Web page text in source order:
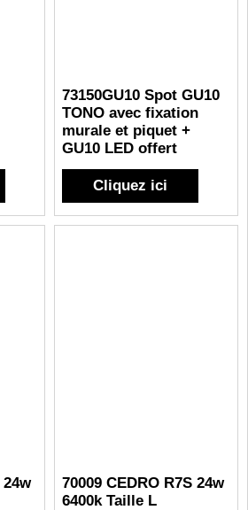
73150GU10 Spot GU10
TONO avec fixation
murale et piquet +
GU10 LED offert
Cliquez ici
24w
70009 CEDRO R7S 24w
6400k Taille L